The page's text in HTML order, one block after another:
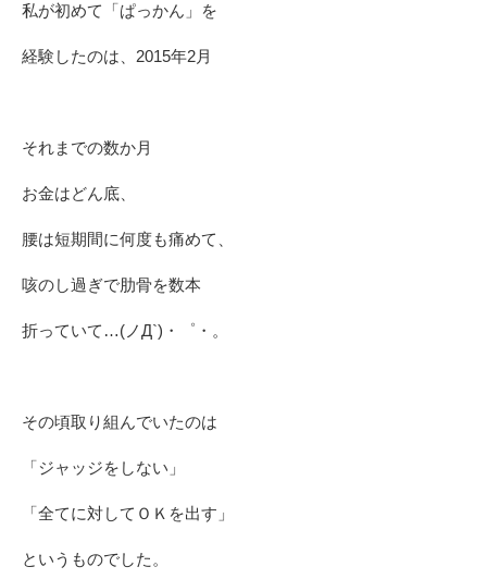
私が初めて「ぱっかん」を
経験したのは、2015年2月
それまでの数か月
お金はどん底、
腰は短期間に何度も痛めて、
咳のし過ぎで肋骨を数本
折っていて…(ノД`)・゜・。
その頃取り組んでいたのは
「ジャッジをしない」
「全てに対してＯＫを出す」
というものでした。